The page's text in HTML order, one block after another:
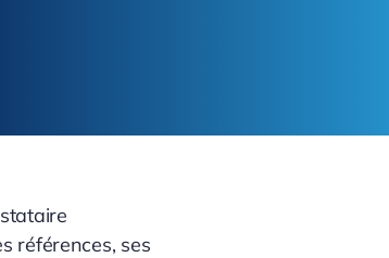
références, ses